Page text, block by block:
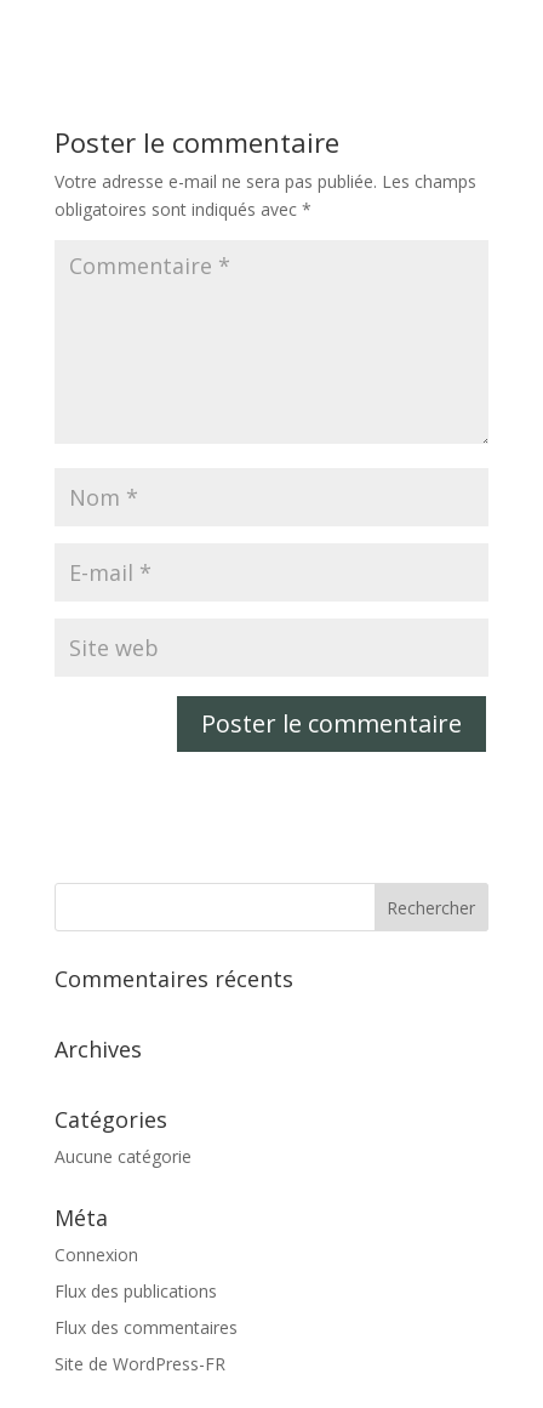
Poster le commentaire
Votre adresse e-mail ne sera pas publiée. Les champs
obligatoires sont indiqués avec *
Commentaires récents
Archives
Catégories
Aucune catégorie
Méta
Connexion
Flux des publications
Flux des commentaires
Site de WordPress-FR